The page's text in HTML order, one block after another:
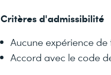
Critères d'admissibilité
Aucune expérience
Accord avec le code